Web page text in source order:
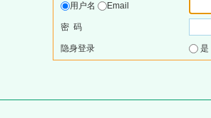
用户名
Email
密 码
隐身登录